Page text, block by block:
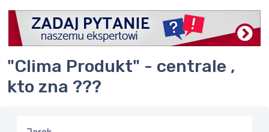
"Clima Produkt" - centrale ,
kto zna ???